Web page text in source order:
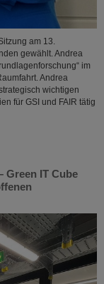
am 13.
gewählt. Andrea
im
Andrea
wichtigen
für GSI und FAIR tätig
Green IT Cube